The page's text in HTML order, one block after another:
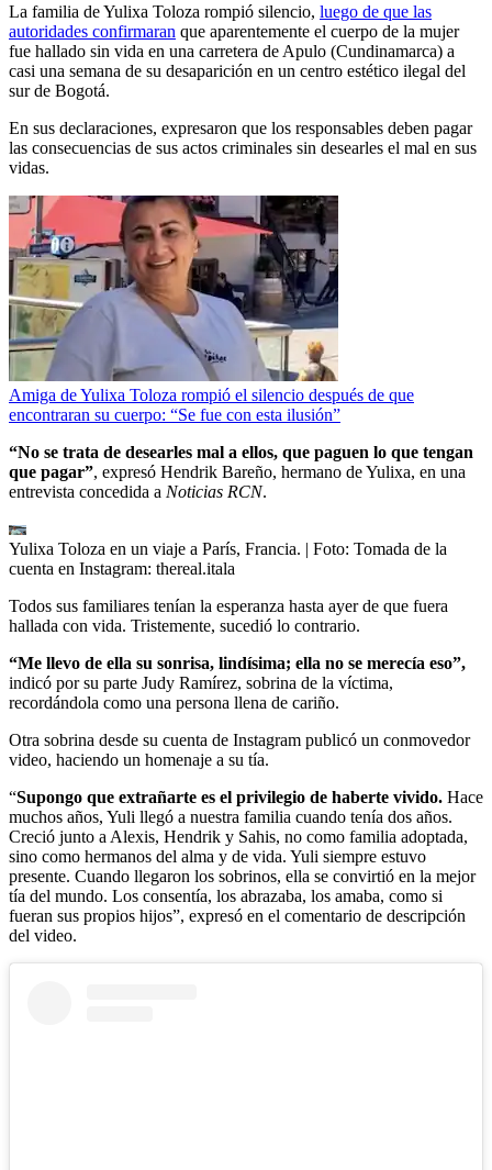
La familia de Yulixa Toloza rompió silencio, luego de que las
autoridades confirmaran que aparentemente el cuerpo de la mujer
fue hallado sin vida en una carretera de Apulo (Cundinamarca) a
casi una semana de su desaparición en un centro estético ilegal del
sur de Bogotá.
En sus declaraciones, expresaron que los responsables deben pagar
las consecuencias de sus actos criminales sin desearles el mal en sus
vidas.
Amiga de Yulixa Toloza rompió el silencio después de que
encontraran su cuerpo: “Se fue con esta ilusión”
“No se trata de desearles mal a ellos, que paguen lo que tengan
que pagar”, expresó Hendrik Bareño, hermano de Yulixa, en una
entrevista concedida a Noticias RCN.
Yulixa Toloza en un viaje a París, Francia. | Foto: Tomada de la
cuenta en Instagram: thereal.itala
Todos sus familiares tenían la esperanza hasta ayer de que fuera
hallada con vida. Tristemente, sucedió lo contrario.
“Me llevo de ella su sonrisa, lindísima; ella no se merecía eso”,
indicó por su parte Judy Ramírez, sobrina de la víctima,
recordándola como una persona llena de cariño.
Otra sobrina desde su cuenta de Instagram publicó un conmovedor
video, haciendo un homenaje a su tía.
“Supongo que extrañarte es el privilegio de haberte vivido. Hace
muchos años, Yuli llegó a nuestra familia cuando tenía dos años.
Creció junto a Alexis, Hendrik y Sahis, no como familia adoptada,
sino como hermanos del alma y de vida. Yuli siempre estuvo
presente. Cuando llegaron los sobrinos, ella se convirtió en la mejor
tía del mundo. Los consentía, los abrazaba, los amaba, como si
fueran sus propios hijos”, expresó en el comentario de descripción
del video.